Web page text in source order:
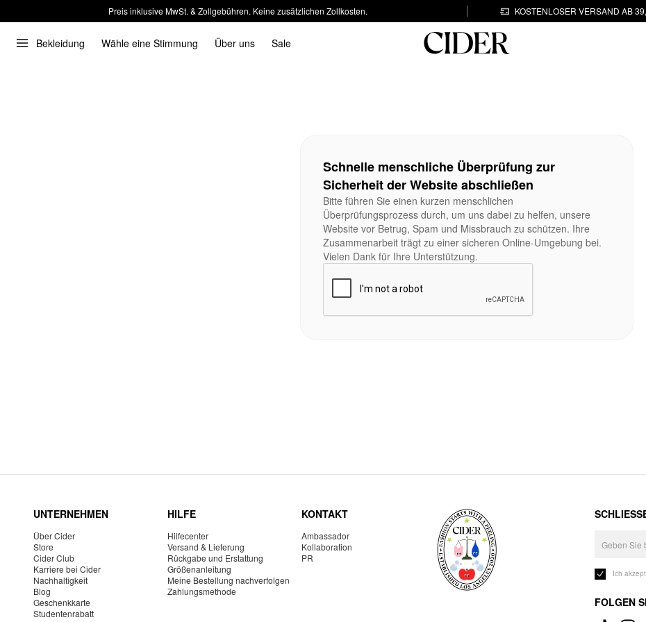
Preis inklusive MwSt. & Zollgebühren. Keine zusätzlichen Zollkosten. KOSTENLOSER VERSAND AB
Bekleidung Wähle eine Stimmung Über uns Sale
Schnelle menschliche Überprüfung zur
Sicherheit der Website abschließen
Bitte führen Sie einen kurzen menschlichen
Überprüfungsprozess durch, um uns dabei zu helfen, unsere
Website vor Betrug, Spam und Missbrauch zu schützen. Ihre
Zusammenarbeit trägt zu einer sicheren Online-Umgebung bei.
Vielen Dank für Ihre Unterstützung.
UNTERNEHMEN
Über Cider
Store
Cider Club
Karriere bei Cider
Nachhaltigkeit
Blog
Geschenkkarte
Studentenrabatt
HILFE
Hilfecenter
Versand & Lieferung
Rückgabe und Erstattung
Größenanleitung
Meine Bestellung nachverfolgen
Zahlungsmethode
KONTAKT
Ambassador
Kollaboration
PR
Ich
FOLGEN